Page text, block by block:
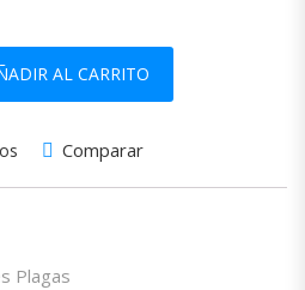
AL CARRITO
Comparar
Plagas